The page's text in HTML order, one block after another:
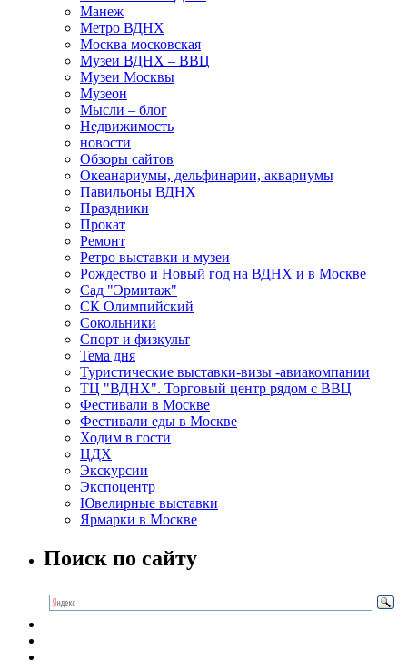
Манеж
Метро ВДНХ
Москва московская
Музеи ВДНХ – ВВЦ
Музеи Москвы
Музеон
Мысли – блог
Недвижимость
новости
Обзоры сайтов
Океанариумы, дельфинарии, аквариумы
Павильоны ВДНХ
Праздники
Прокат
Ремонт
Ретро выставки и музеи
Рождество и Новый год на ВДНХ и в Москве
Сад "Эрмитаж"
СК Олимпийский
Сокольники
Спорт и физкульт
Тема дня
Туристические выставки-визы -авиакомпании
ТЦ "ВДНХ". Торговый центр рядом с ВВЦ
Фестивали в Москве
Фестивали еды в Москве
Ходим в гости
ЦДХ
Экскурсии
Экспоцентр
Ювелирные выставки
Ярмарки в Москве
Поиск по сайту